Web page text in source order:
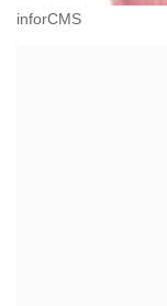
inforCMS